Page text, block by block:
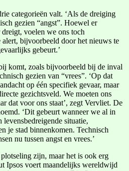
categorieën valt. ‘Als de dreiging
gezien “angst”. Hoewel er
voelen we ons toch
bijvoorbeeld door het nieuws te
gebeurt.’
komt, zoals bijvoorbeeld bij de inval
gezien van “vrees”. ‘Op dat
op één specifiek gevaar, maar
gezichtsveld. We moeten ons
dat voor ons staat’, zegt Vervliet. De
‘Dit gebeurt wanneer we al in
levensbedreigende situatie,
je stad binnenkomen. Technisch
nu tussen angst en vrees.’
zijn, maar het is ook erg
Ipsos voert maandelijks wereldwijd